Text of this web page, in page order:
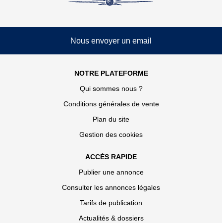
Nous envoyer un email
NOTRE PLATEFORME
Qui sommes nous ?
Conditions générales de vente
Plan du site
Gestion des cookies
ACCÈS RAPIDE
Publier une annonce
Consulter les annonces légales
Tarifs de publication
Actualités & dossiers